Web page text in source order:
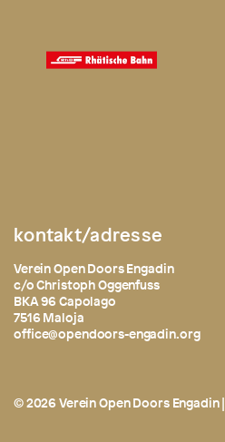
kontakt/adresse
Verein Open Doors Engadin
c/o Christoph Oggenfuss
BKA 96 Capolago
7516 Maloja
office@opendoors-engadin.org
© 2026 Verein Open Doors Engadin |